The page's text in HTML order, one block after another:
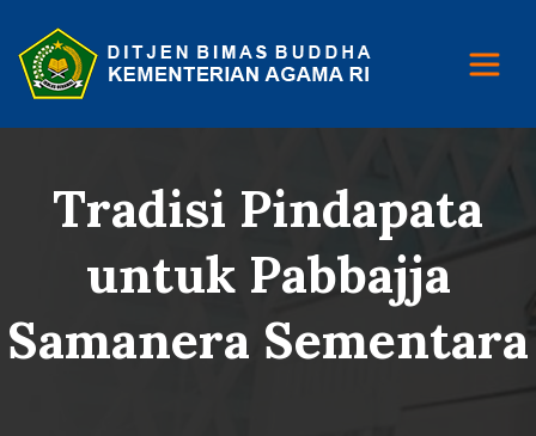
Tradisi Pindapata
untuk Pabbajja
Samanera Sementara